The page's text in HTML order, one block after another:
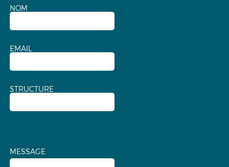
NOM
EMAIL
STRUCTURE
MESSAGE